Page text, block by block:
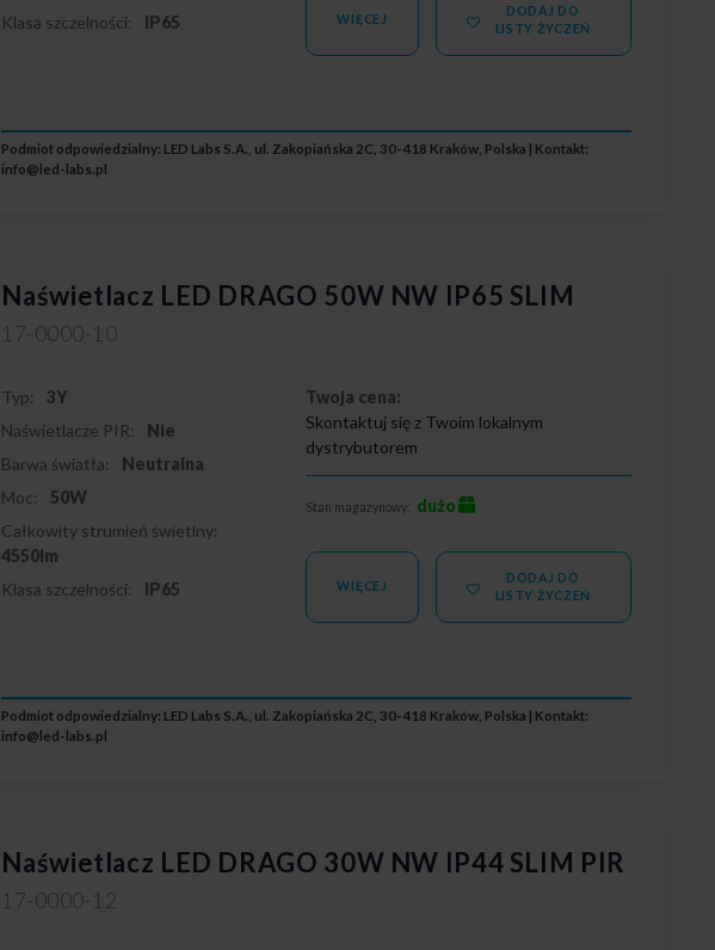
Klasa szczelności:
IP65 WIĘCEJ
DODAJ DO
LISTY ŻYCZEŃ
Podmiot odpowiedzialny: LED Labs S.A., ul. Zakopiańska 2C, 30-418 Kraków, Polska | Kontakt:
info@led-labs.pl
Naświetlacz LED DRAGO 50W NW IP65 SLIM
17-0000-10
Typ:
3Y
Naświetlacze PIR:
Nie
Barwa światła:
Neutralna
Moc:
50W
Całkowity strumień świetlny:
4550lm
Klasa szczelności:
IP65
Twoja cena:
Skontaktuj się z Twoim lokalnym
dystrybutorem
Stan magazynowy: dużo
WIĘCEJ
DODAJ DO
LISTY ŻYCZEŃ
Podmiot odpowiedzialny: LED Labs S.A., ul. Zakopiańska 2C, 30-418 Kraków, Polska | Kontakt:
info@led-labs.pl
Naświetlacz LED DRAGO 30W NW IP44 SLIM PIR
17-0000-12